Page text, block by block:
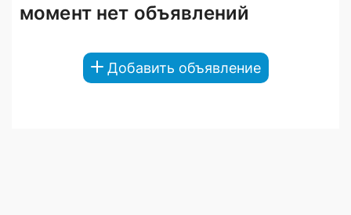
момент нет объявлений
Добавить объявление